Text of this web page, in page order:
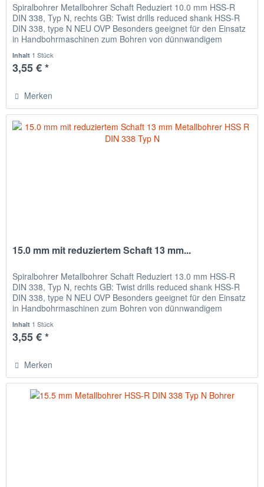
Spiralbohrer Metallbohrer Schaft Reduziert 10.0 mm HSS-R
DIN 338, Typ N, rechts GB: Twist drills reduced shank HSS-R
DIN 338, type N NEU OVP Besonders geeignet für den Einsatz
in Handbohrmaschinen zum Bohren von dünnwandigem
Inhalt 1 Stück
3,55 € *
Merken
15.0 mm mit reduziertem Schaft 13 mm...
Spiralbohrer Metallbohrer Schaft Reduziert 13.0 mm HSS-R
DIN 338, Typ N, rechts GB: Twist drills reduced shank HSS-R
DIN 338, type N NEU OVP Besonders geeignet für den Einsatz
in Handbohrmaschinen zum Bohren von dünnwandigem
Inhalt 1 Stück
3,55 € *
Merken